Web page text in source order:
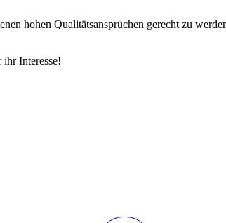
hohen Qualitätsansprüchen gerecht zu
Interesse!